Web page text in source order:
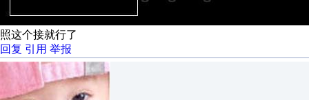
照这个接就行了
回复 引用 举报